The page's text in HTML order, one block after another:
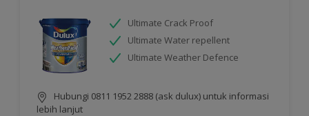
Ultimate Crack Proof
Ultimate Water repellent
Ultimate Weather Defence
Hubungi 0811 1952 2888 (ask dulux) untuk informasi
lebih lanjut